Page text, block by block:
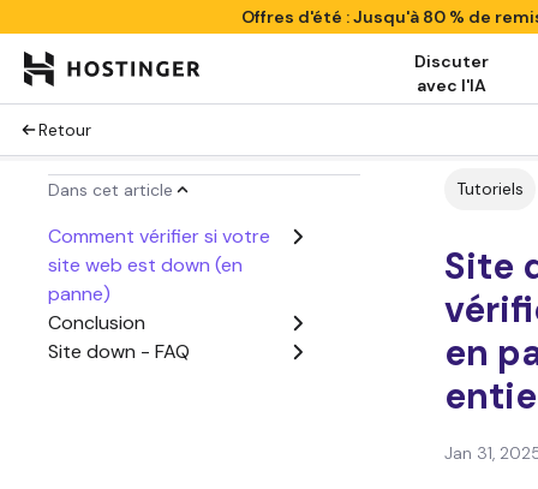
Offres d'été : Jusqu'à 80 % de
Discuter
avec l'IA
Retour
Dans cet article
Comment vérifier si votre
site web est down (en
panne)
Conclusion
Site down - FAQ
Tutoriels
Site
en
Jan 31,